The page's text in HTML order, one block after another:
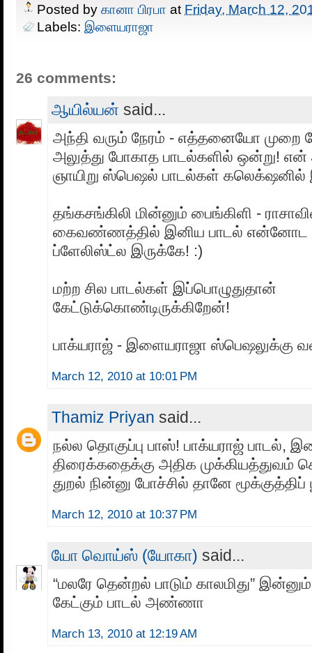
Posted by கானா பிரபா at Friday, March 12,
Labels: இளையராஜா
26 comments:
ஆயில்யன் said...
அந்தி வரும் நேரம் - எத்தனையோ முறை
அலுத்து போகாத பாடல்களில் ஒன்று! என்
ஞாயிறு ஸ்பெஷல் பாடல்கள் கலெக்‌ஷனில்
தங்கசங்கிலி மின்னும் பைங்கிளி -
கைவண்ணத்தில் இனிய பாடல்
ப்ளேலிஸ்ட்ல இருக்கே! :)
மற்ற சில பாடல்கள் இப்பொழுதுதான்
கேட்டுக்கொண்டிருக்கிறேன்!
பாக்யராஜ் - இளையராஜா ஸ்பெஷலுக்கு
March 12, 2010 at 10:01 PM
Thamiz Priyan said...
நல்ல தொகுப்பு பாஸ்! பாக்யராஜ் பாடல்,
திரைக்கதைக்கு அதிக முக்கியத்துவம்
துறல் நின்னு போச்சில் தானே மூக்குத்திப்
March 12, 2010 at 10:37 PM
யோ வொய்ஸ் (யோகா) said...
“மலரே தென்றல் பாடும் காலமிது”
கேட்கும் பாடல் அண்ணா
March 13, 2010 at 12:19 AM